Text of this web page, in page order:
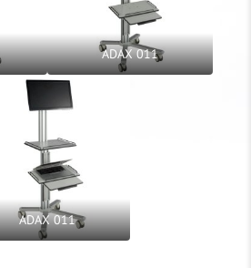
ADAX 011
ADAX 011